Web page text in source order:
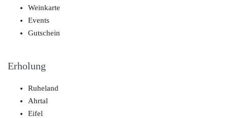
Weinkarte
Events
Gutschein
Erholung
Ruheland
Ahrtal
Eifel